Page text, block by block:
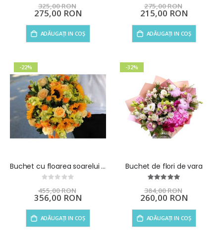
325,00 RON
Preț
special
275,00 RON
ADĂUGAȚI IN COȘ
275,00 RON
Preț
special
215,00 RON
ADĂUGAȚI IN COȘ
-22%
Buchet cu floarea soarelui si trandafiri Sunny Feelings
Rating:
455,00 RON
Preț
special
356,00 RON
ADĂUGAȚI IN COȘ
-32%
Buchet de flori de vara
Rating:
384,00 RON
Preț
special
260,00 RON
ADĂUGAȚI IN COȘ